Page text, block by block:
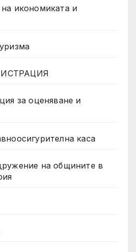
икономиката и
за оценяване и
каса
на общините в